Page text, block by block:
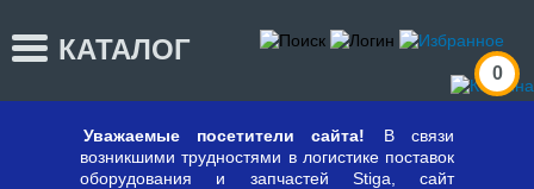
КАТАЛОГ
0
Уважаемые посетители сайта!
В связи
возникшими трудностями в логистике поставок
оборудования и запчастей Stiga, сайт